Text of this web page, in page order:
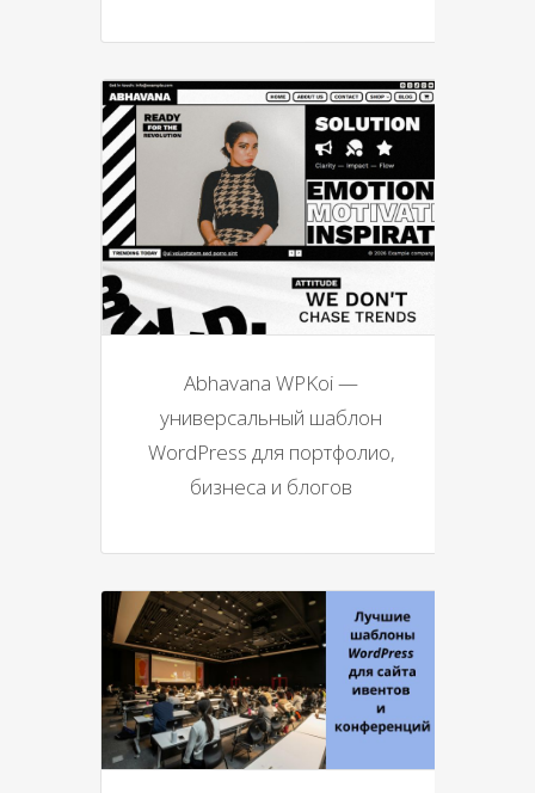
Abhavana WPKoi —
универсальный шаблон
WordPress для портфолио,
бизнеса и блогов